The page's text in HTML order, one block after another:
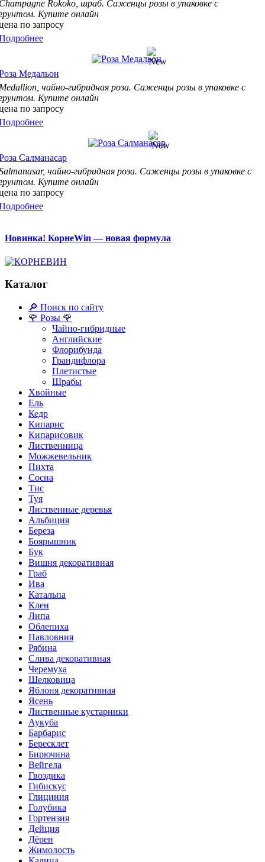
Rokoko, шраб. Саженцы розы в упаковке с
Купите онлайн
по запросу
Медальон
чайно-гибридная роза. Саженцы розы в упаковке с
Купите онлайн
по запросу
Салманасар
чайно-гибридная роза. Саженцы розы в упаковке с
Купите онлайн
по запросу
Новинка! КорнеWin — новая формула
Каталог
🔎 Поиск по сайту
🌹 Розы 🌹
Чайно-гибридные
Английские
Флорибунда
Грандифлора
Плетистые
Шрабы
Хвойные
Ель
Кедр
Кипарис
Кипарисовик
Лиственница
Можжевельник
Пихта
Сосна
Тис
Туя
Лиственные деревья
Альбиция
Береза
Боярышник
Бук
Вишня декоративная
Граб
Ива
Катальпа
Клен
Липа
Облепиха
Павловния
Рябина
Слива декоративная
Черемуха
Шелковица
Яблоня декоративная
Ясень
Лиственные кустарники
Аукуба
Барбарис
Бересклет
Бирючина
Вейгела
Гвоздика
Гибискус
Глициния
Голубика
Гортензия
Дейция
Дёрен
Жимолость